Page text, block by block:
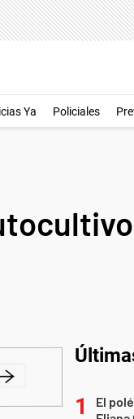
Ya Policiales
El